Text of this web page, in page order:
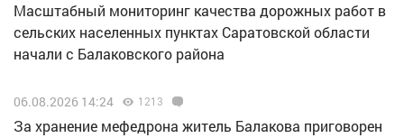
Масштабный мониторинг качества дорожных работ в
сельских населенных пунктах Саратовской области
начали с Балаковского района
06.08.2026 14:24 1213
За хранение мефедрона житель Балакова приговорен